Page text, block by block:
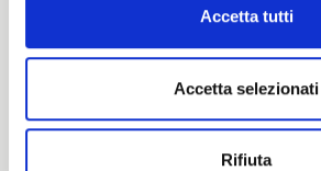
Accetta tutti
Accetta selezionati
Rifiuta
Are you interested in
CONTACT OUR FINANCIAL